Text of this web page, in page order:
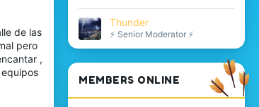
de las
pero
,
Thunder
⚡ Senior Moderator ⚡
MEMBERS ONLINE